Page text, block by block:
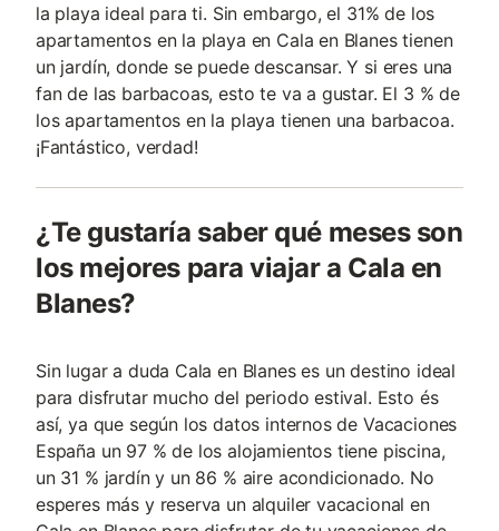
la playa ideal para ti. Sin embargo, el 31% de los
apartamentos en la playa en Cala en Blanes tienen
un jardín, donde se puede descansar. Y si eres una
fan de las barbacoas, esto te va a gustar. El 3 % de
los apartamentos en la playa tienen una barbacoa.
¡Fantástico, verdad!
¿Te gustaría saber qué meses son
los mejores para viajar a Cala en
Blanes?
Sin lugar a duda Cala en Blanes es un destino ideal
para disfrutar mucho del periodo estival. Esto és
así, ya que según los datos internos de Vacaciones
España un 97 % de los alojamientos tiene piscina,
un 31 % jardín y un 86 % aire acondicionado. No
esperes más y reserva un alquiler vacacional en